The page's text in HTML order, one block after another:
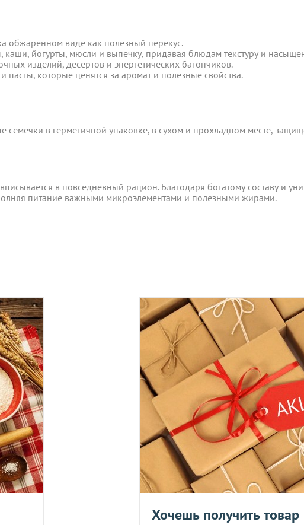
обжаренном виде как полезный перекус.
йогурты, мюсли и выпечку, придавая блюдам текстуру и
изделий, десертов и энергетических батончиков.
пасты, которые ценятся за аромат и полезные свойства.
семечки в герметичной упаковке, в сухом и прохладном месте,
в повседневный рацион. Благодаря богатому составу и
питание важными микроэлементами и полезными жирами.
Прикрепить фото
В формате jpg, png, размером не более 10 мб
образом:
звонка нашего менеджера.
Новой почтой).
требованиями законодательства. Возврат возможен в течение 14
по договоренности. Возврат/Обмен производится в
которым была совершена оплата товара.
Согласно Закону «О
качества, если они относятся к категориям, указанным в
On-line оплата картой -
Виджет поддерживает
обжаренном виде как полезный перекус.
йогурты, мюсли и выпечку, придавая блюдам текстуру и
изделий, десертов и энергетических батончиков.
пасты, которые ценятся за аромат и полезные свойства.
семечки в герметичной упаковке, в сухом и прохладном месте,
в повседневный рацион. Благодаря богатому составу и
питание важными микроэлементами и полезными жирами.
Хочешь получить товар